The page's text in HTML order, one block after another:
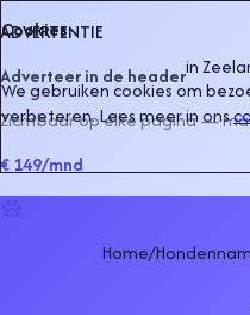
ADVERTENTIE
Adverteer in de headerin
Zichtbaar op elke pagina —
€ 149/mnd
Home/
Cookies
We gebruiken cookies om
verbeteren. Lees meer in ons